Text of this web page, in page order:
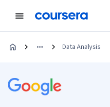
Data Analysis